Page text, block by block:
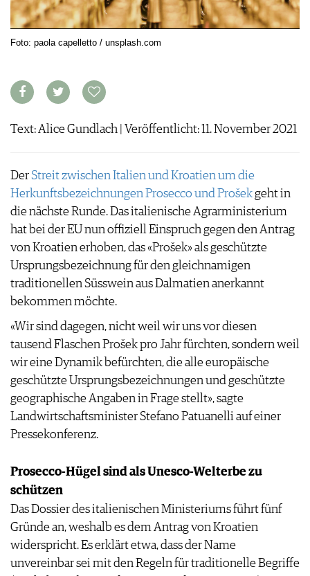
VORTEILSWELT
ARCHIV
ANMELDEN
AWARDS
VORTEILSWELT
WEINSUCHE
NEWSLETTER
WINE TRADE CLUB
REDAKTION
JOBS
WERBUNG
PRESSE
IMPRESSUM
AGB & DATENSCHUTZ
FAQ
Foto: paola capelletto / unsplash.com
Text: Alice Gundlach | Veröffentlicht: 11. November 2021
DerStreit zwischen Italien und Kroatien um die
Herkunftsbezeichnungen Prosecco und Prošekgeht in
die nächste Runde. Das italienische Agrarministerium
hat bei der EU nun offiziell Einspruch gegen den Antrag
von Kroatien erhoben, das «Prošek» als geschützte
Ursprungsbezeichnung für den gleichnamigen
traditionellen Süsswein aus Dalmatien anerkannt
bekommen möchte.
«Wir sind dagegen, nicht weil wir uns vor diesen
tausend Flaschen Prošek pro Jahr fürchten, sondern weil
wir eine Dynamik befürchten, die alle europäische
geschützte Ursprungsbezeichnungen und geschützte
geographische Angaben in Frage stellt», sagte
Landwirtschaftsminister Stefano Patuanelli auf einer
Pressekonferenz.
Prosecco-Hügel sind als Unesco-Welterbe zu
schützen
Das Dossier des italienischen Ministeriums führt fünf
Gründe an, weshalb es dem Antrag von Kroatien
widerspricht. Es erklärt etwa, dass der Name
unvereinbar sei mit den Regeln für traditionelle Begriffe